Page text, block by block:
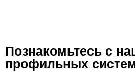
Познакомьтесь с
профильных